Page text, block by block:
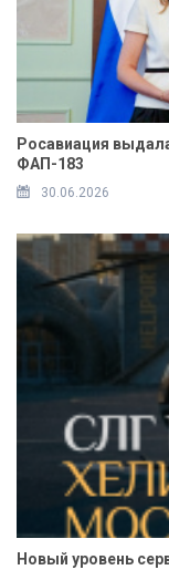
Росавиация
ФАП-183
30.06.2026
Новый уровень